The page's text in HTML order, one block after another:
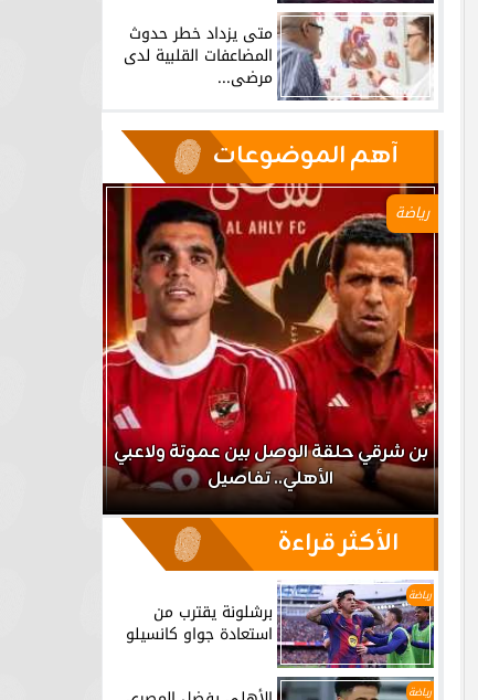
متى يزداد خطر حدوث
المضاعفات القلبية لدى
مرضى...
آهم الموضوعات
رياضة
بن شرقي حلقة الوصل بين عموتة ولاعبي
الأهلي.. تفاصيل
الأكثر قراءة
رياضة
برشلونة يقترب من
استعادة جواو كانسيلو
رياضة